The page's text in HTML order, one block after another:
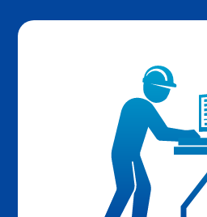
Concept
西村ケミテックについて
業務内容について
Member